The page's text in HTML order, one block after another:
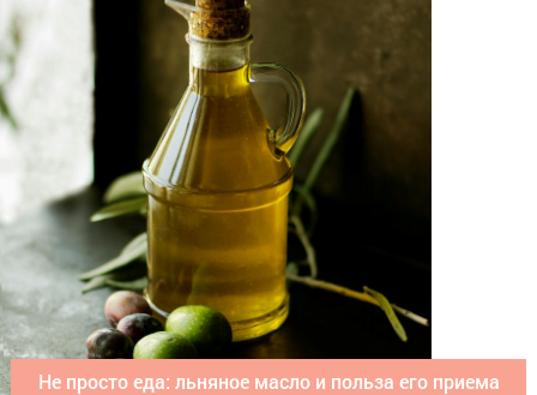
Не просто еда: льняное масло и польза его приема